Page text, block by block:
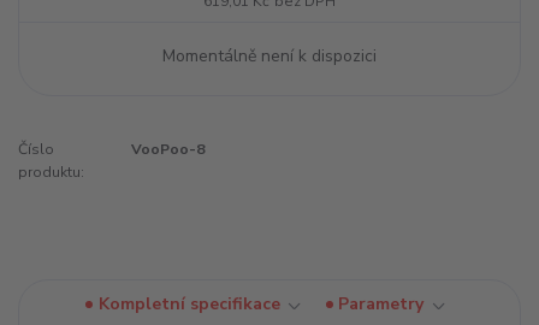
Momentálně není k dispozici
Číslo
produktu:
VooPoo-8
Kompletní specifikace
Parametry